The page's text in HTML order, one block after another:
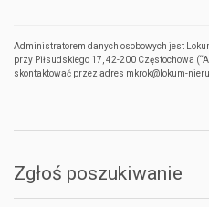
Administratorem danych osobowych jest
przy Piłsudskiego 17, 42-200 Częstochowa
skontaktować przez adres mkrok@lokum-
Zgłoś poszukiwanie